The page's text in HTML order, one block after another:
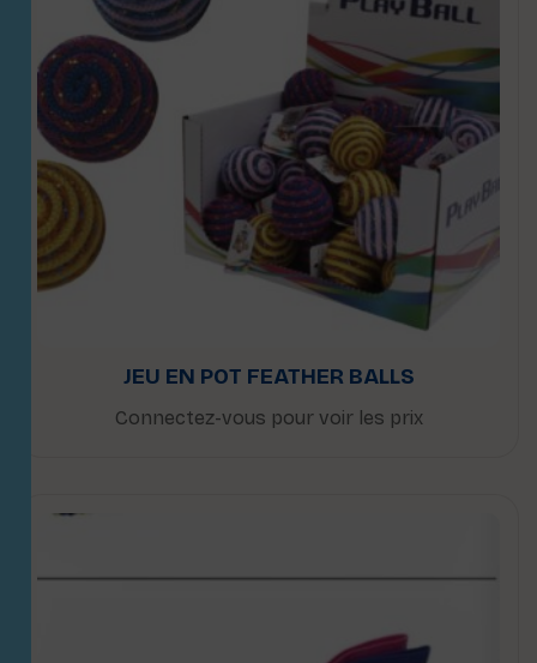
JEU EN POT FEATHER BALLS
Connectez-vous pour voir les prix